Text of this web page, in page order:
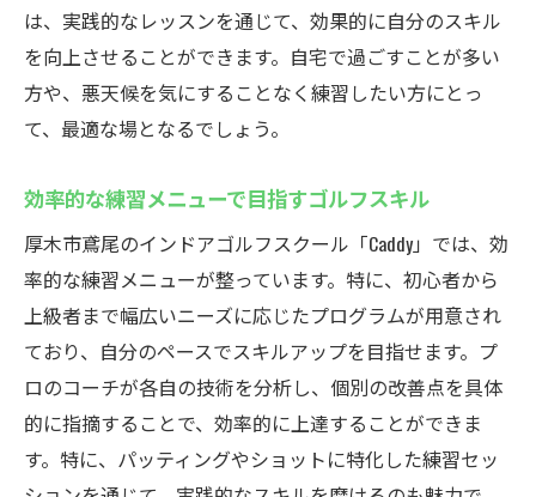
は、実践的なレッスンを通じて、効果的に自分のスキル
を向上させることができます。自宅で過ごすことが多い
方や、悪天候を気にすることなく練習したい方にとっ
て、最適な場となるでしょう。
効率的な練習メニューで目指すゴルフスキル
厚木市鳶尾のインドアゴルフスクール「Caddy」では、効
率的な練習メニューが整っています。特に、初心者から
上級者まで幅広いニーズに応じたプログラムが用意され
ており、自分のペースでスキルアップを目指せます。プ
ロのコーチが各自の技術を分析し、個別の改善点を具体
的に指摘することで、効率的に上達することができま
す。特に、パッティングやショットに特化した練習セッ